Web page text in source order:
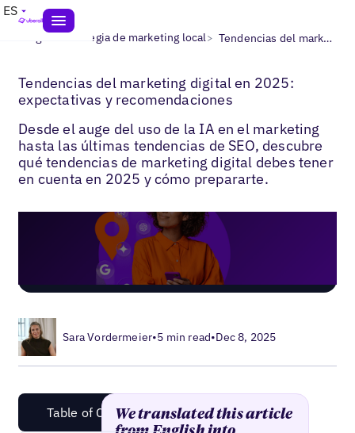
ES
Blogs> Estrategia de marketing local> Tendencias del marketing local
Tendencias del marketing digital en 2025:
expectativas y recomendaciones
Desde el auge del uso de la IA en el marketing
hasta las últimas tendencias de SEO, descubre
qué tendencias de marketing digital debes tener
en cuenta en 2025 y cómo prepararte.
Sara Vordermeier•5 min read•Dec 8, 2025
Table of ContentWe translated this article